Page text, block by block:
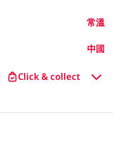
常溫
中國
Click & collect